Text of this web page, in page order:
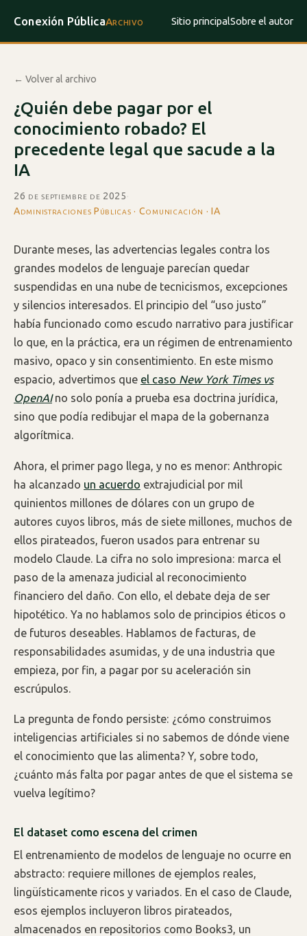
Conexión PúblicaArchivo Sitio principalSobre el autor
← Volver al archivo
¿Quién debe pagar por el
conocimiento robado? El
precedente legal que sacude a la
IA
26 de septiembre de 2025·
Administraciones Públicas · Comunicación · IA
Durante meses, las advertencias legales contra los
grandes modelos de lenguaje parecían quedar
suspendidas en una nube de tecnicismos, excepciones
y silencios interesados. El principio del “uso justo”
había funcionado como escudo narrativo para justificar
lo que, en la práctica, era un régimen de entrenamiento
masivo, opaco y sin consentimiento. En este mismo
espacio, advertimos que el caso New York Times vs
OpenAIno solo ponía a prueba esa doctrina jurídica,
sino que podía redibujar el mapa de la gobernanza
algorítmica.
Ahora, el primer pago llega, y no es menor: Anthropic
ha alcanzado un acuerdo extrajudicial por mil
quinientos millones de dólares con un grupo de
autores cuyos libros, más de siete millones, muchos de
ellos pirateados, fueron usados para entrenar su
modelo Claude. La cifra no solo impresiona: marca el
paso de la amenaza judicial al reconocimiento
financiero del daño. Con ello, el debate deja de ser
hipotético. Ya no hablamos solo de principios éticos o
de futuros deseables. Hablamos de facturas, de
responsabilidades asumidas, y de una industria que
empieza, por fin, a pagar por su aceleración sin
escrúpulos.
La pregunta de fondo persiste: ¿cómo construimos
inteligencias artificiales si no sabemos de dónde viene
el conocimiento que las alimenta? Y, sobre todo,
¿cuánto más falta por pagar antes de que el sistema se
vuelva legítimo?
El dataset como escena del crimen
El entrenamiento de modelos de lenguaje no ocurre en
abstracto: requiere millones de ejemplos reales,
lingüísticamente ricos y variados. En el caso de Claude,
esos ejemplos incluyeron libros pirateados,
almacenados en repositorios como Books3, un